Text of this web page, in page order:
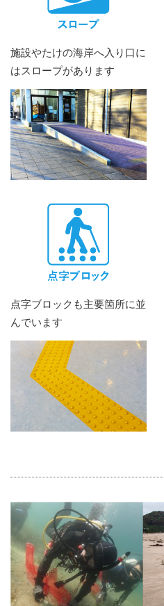
施設やたけの海岸へ入り口に
はスロープがあります
点字ブロックも主要箇所に並
んでいます